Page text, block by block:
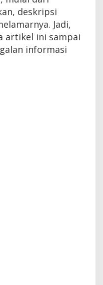
deskripsi
Jadi,
artikel ini sampai
informasi